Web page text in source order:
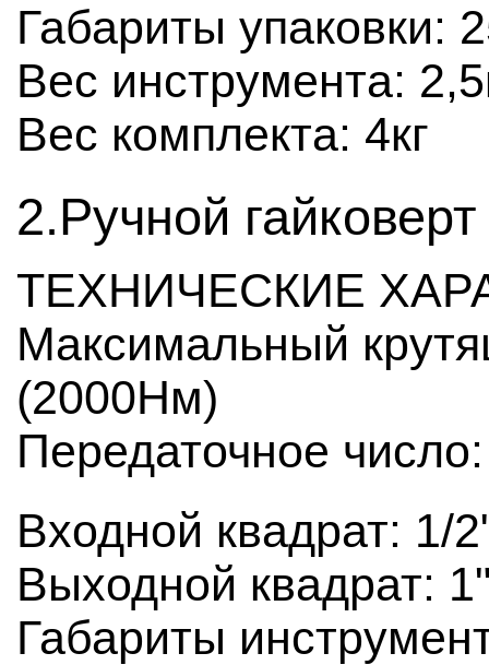
Габариты упаковки:
Вес инструмента:
Вес комплекта: 4кг
2.Ручной
ТЕХНИЧЕСКИЕ
Максимальный
(2000Нм)
Передаточное
Входной квадрат: 1/
Выходной квадрат:
Габариты